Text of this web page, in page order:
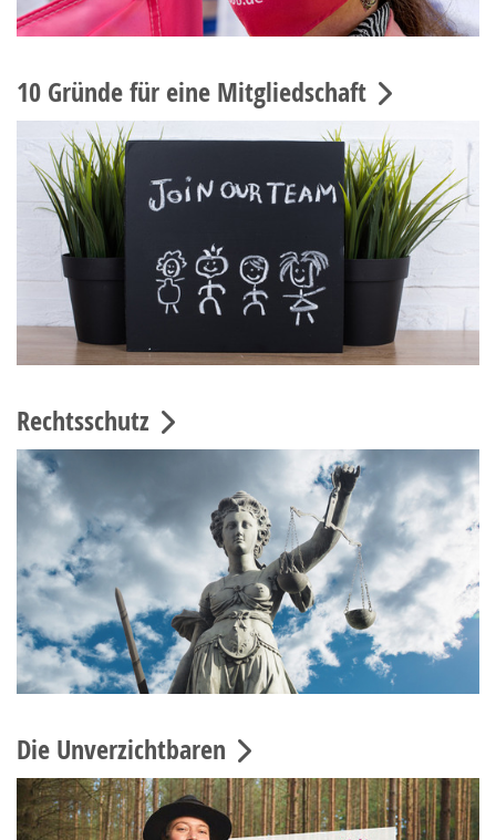
10 Gründe für eine Mitgliedschaft
Rechtsschutz
Die Unverzichtbaren